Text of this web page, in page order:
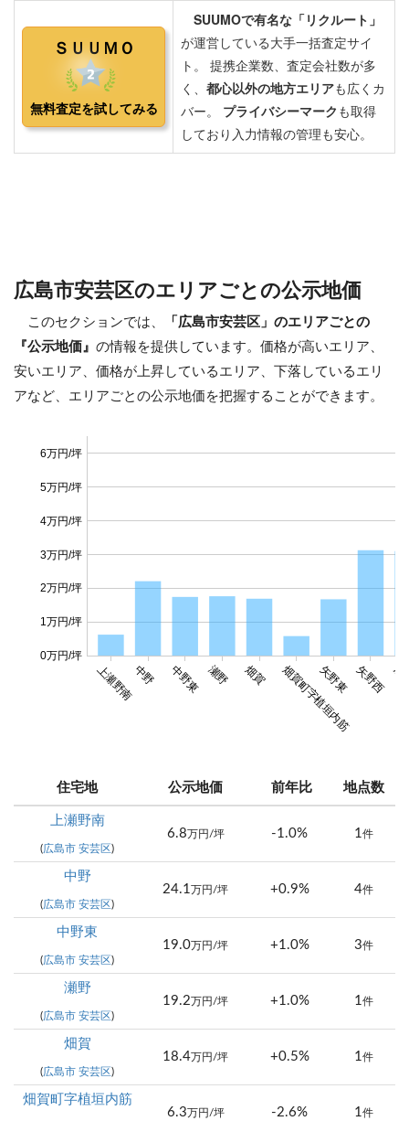
広島市安芸区のエリアごとの公示地価
このセクションでは、
「広島市安芸区」のエリアごとの
『公示地価』 の情報を提供しています。価格が高いエリア、
安いエリア、価格が上昇しているエリア、下落しているエリ
アなど、エリアごとの公示地価を把握することができます。
上瀬野南中野 中野東 瀬野 畑賀 畑賀町字植垣内筋
矢野東 矢野西 船
0万円/坪
1万円/坪
2万円/坪
3万円/坪
4万円/坪
5万円/坪
6万円/坪
住宅地 公示地価 前年比 地点数
上瀬野南
(広島市 安芸区 )
6.8 万円/坪 -1.0% 1件
中野
(広島市 安芸区 )
24.1 万円/坪 +0.9% 4件
中野東
(広島市 安芸区 )
19.0 万円/坪 +1.0% 3件
瀬野
(広島市 安芸区 )
19.2 万円/坪 +1.0% 1件
畑賀
(広島市 安芸区 )
18.4 万円/坪 +0.5% 1件
畑賀町字植垣内筋
6.3 万円/坪 -2.6% 1件